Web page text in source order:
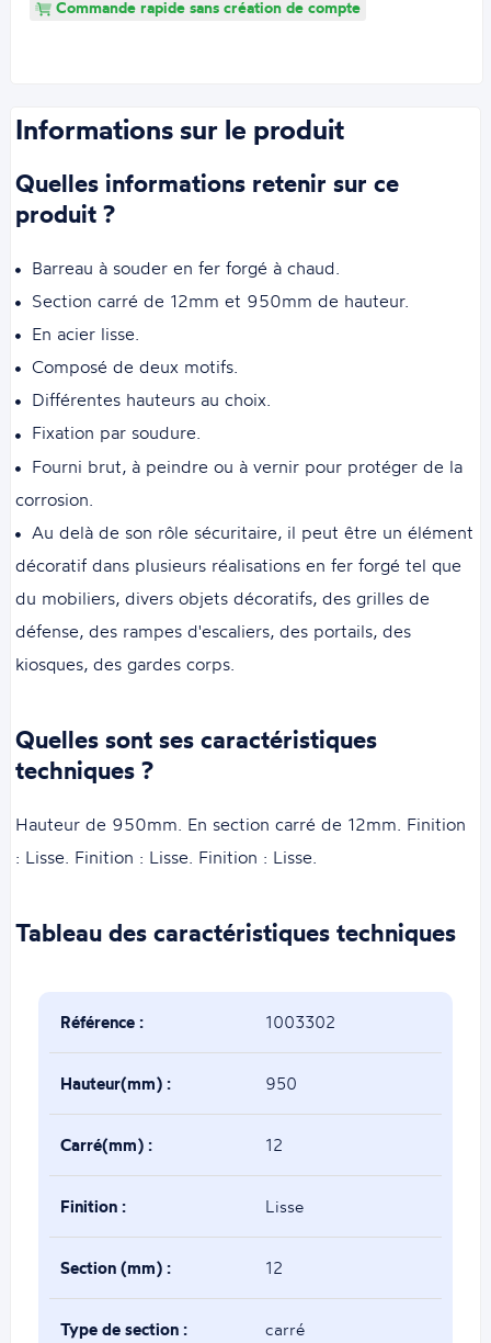
Commande rapide sans création de compte
Informations sur le produit
Quelles informations retenir sur ce
produit ?
Barreau à souder en fer forgé à chaud.
Section carré de 12mm et 950mm de hauteur.
En acier lisse.
Composé de deux motifs.
Différentes hauteurs au choix.
Fixation par soudure.
Fourni brut, à peindre ou à vernir pour protéger de la
corrosion.
Au delà de son rôle sécuritaire, il peut être un élément
décoratif dans plusieurs réalisations en fer forgé tel que
du mobiliers, divers objets décoratifs, des grilles de
défense, des rampes d'escaliers, des portails, des
kiosques, des gardes corps.
Quelles sont ses caractéristiques
techniques ?
Hauteur de 950mm. En section carré de 12mm. Finition
: Lisse. Finition : Lisse. Finition : Lisse.
Tableau des caractéristiques techniques
Référence : 1003302
Hauteur(mm) : 950
Carré(mm) : 12
Finition : Lisse
Section (mm) : 12
Type de section : carré